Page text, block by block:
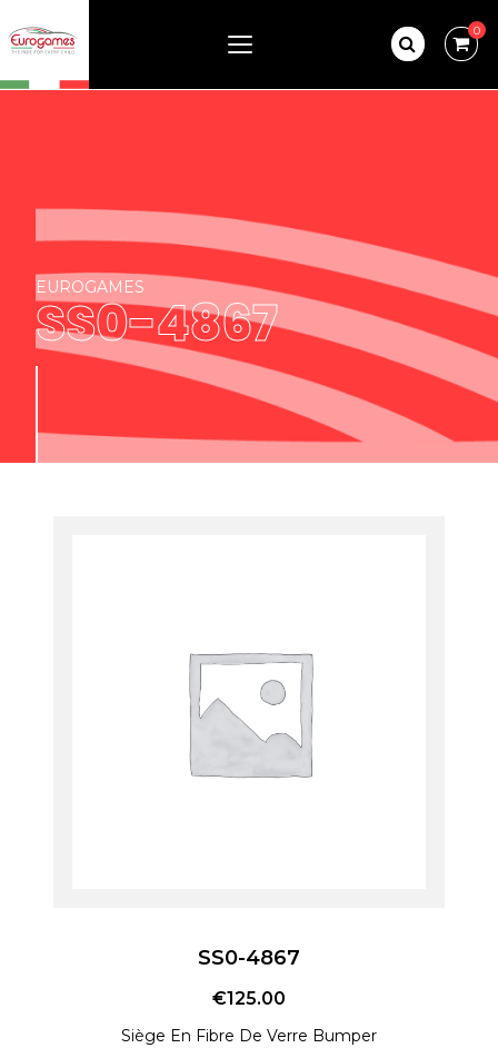
0
EUROGAMES
SS0-4867
SS0-4867
€125.00
Siège En Fibre De Verre Bumper